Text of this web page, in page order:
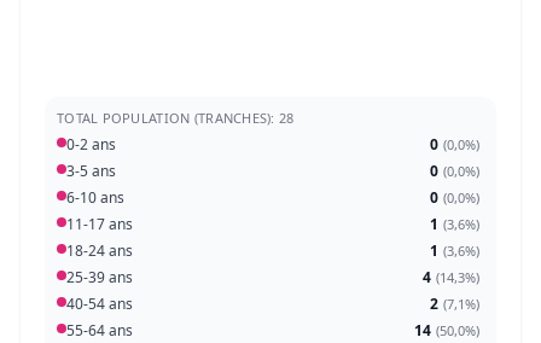
TOTAL POPULATION (TRANCHES): 28
0-2 ans 0 (0,0%)
3-5 ans 0 (0,0%)
6-10 ans 0 (0,0%)
11-17 ans 1 (3,6%)
18-24 ans 1 (3,6%)
25-39 ans 4 (14,3%)
40-54 ans 2 (7,1%)
55-64 ans 14 (50,0%)